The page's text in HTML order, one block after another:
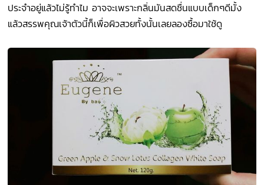
ประจำอยู่แล้วไม่รู้ทำไม อาจจะเพราะกลิ่นมันสดชื่นแบบเด็กๆดีมั้ง
แล้วสรรพคุณเจ้าตัวนี้ก็เพื่อผิวสวยทั้งนั้นเลยลองซื้อมาใช้ดู